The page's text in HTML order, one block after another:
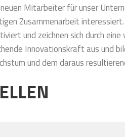
Mitarbeiter für unser
Zusammenarbeit
und zeichnen sich durch
Innovationskraft aus und
und dem daraus